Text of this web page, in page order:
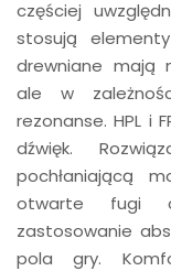
częściej
stosują
drewniane mają
ale w
rezonanse. HPL i
dźwięk.
pochłaniającą
otwarte fugi
zastosowanie
pola gry.